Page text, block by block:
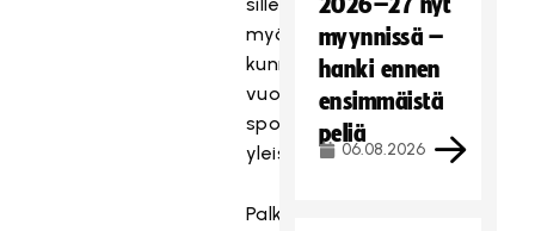
myönnettiin
kunniamaininta
vuoden
sponsorointiteon
yleisöäänestyksessä.
Palkinnot
myynnissä –
hanki ennen
ensimmäistä
peliä
06.08.2026